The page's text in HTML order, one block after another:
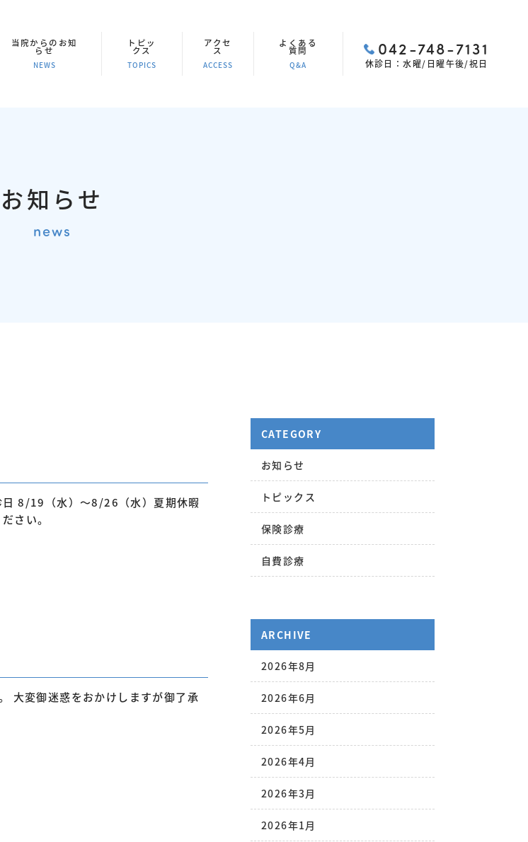
当院からのお知
らせ
NEWS
トピッ
クス
TOPICS
アクセ
ス
ACCESS
よくある
質問
Q&A
042-748-7131
休診日：水曜/日曜午後/祝日
お知らせ
news
8/19（水）～8/26（水）夏期休暇
さい。
大変御迷惑をおかけしますが御了承
CATEGORY
お知らせ
トピックス
保険診療
自費診療
ARCHIVE
2026年8月
2026年6月
2026年5月
2026年4月
2026年3月
2026年1月